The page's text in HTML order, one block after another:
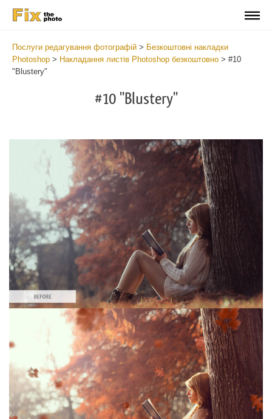
Послуги редагування фотографій > Безкоштовні накладки
Photoshop > Накладання листів Photoshop безкоштовно > #10
"Blustery"
#10 "Blustery"
Please select
Free Ps Overlay #10
Small 800*533px